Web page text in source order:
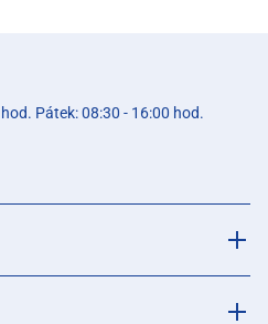
Pátek: 08:30 - 16:00 hod.